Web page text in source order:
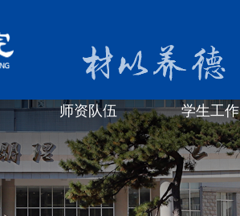
师资队伍 学生工作